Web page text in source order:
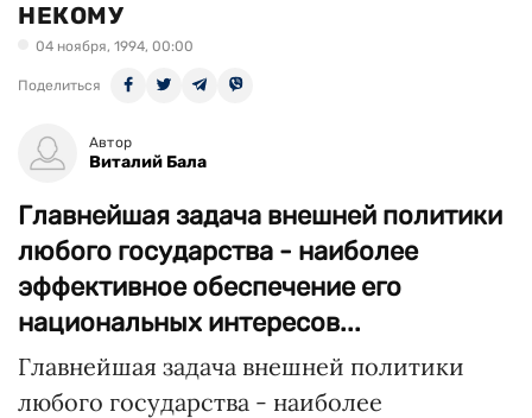
НЕКОМУ
04 ноября, 1994, 00:00
Поделиться
Автор
Виталий Бала
Главнейшая задача внешней политики
любого государства - наиболее
эффективное обеспечение его
национальных интересов...
Главнейшая задача внешней политики
любого государства - наиболее